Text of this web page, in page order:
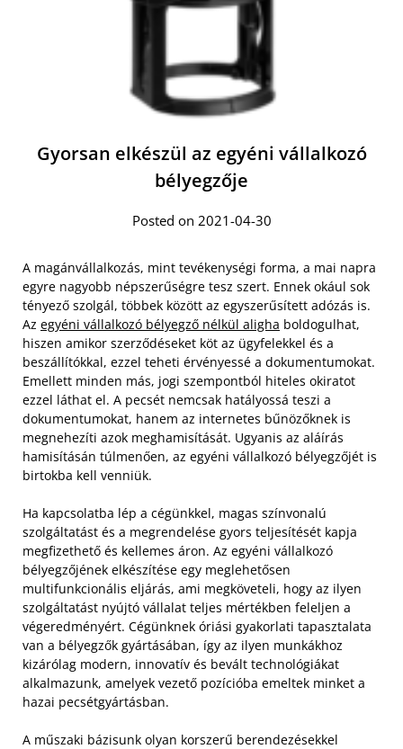
Gyorsan elkészül az egyéni vállalkozó
bélyegzője
Posted on 2021-04-30
A magánvállalkozás, mint tevékenységi forma, a mai napra
egyre nagyobb népszerűségre tesz szert. Ennek okául sok
tényező szolgál, többek között az egyszerűsített adózás is.
Az egyéni vállalkozó bélyegző nélkül aligha boldogulhat,
hiszen amikor szerződéseket köt az ügyfelekkel és a
beszállítókkal, ezzel teheti érvényessé a dokumentumokat.
Emellett minden más, jogi szempontból hiteles okiratot
ezzel láthat el. A pecsét nemcsak hatályossá teszi a
dokumentumokat, hanem az internetes bűnözőknek is
megnehezíti azok meghamisítását. Ugyanis az aláírás
hamisításán túlmenően, az egyéni vállalkozó bélyegzőjét is
birtokba kell venniük.
Ha kapcsolatba lép a cégünkkel, magas színvonalú
szolgáltatást és a megrendelése gyors teljesítését kapja
megfizethető és kellemes áron. Az egyéni vállalkozó
bélyegzőjének elkészítése egy meglehetősen
multifunkcionális eljárás, ami megköveteli, hogy az ilyen
szolgáltatást nyújtó vállalat teljes mértékben feleljen a
végeredményért. Cégünknek óriási gyakorlati tapasztalata
van a bélyegzők gyártásában, így az ilyen munkákhoz
kizárólag modern, innovatív és bevált technológiákat
alkalmazunk, amelyek vezető pozícióba emeltek minket a
hazai pecsétgyártásban.
A műszaki bázisunk olyan korszerű berendezésekkel